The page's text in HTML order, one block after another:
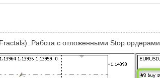
Работа с отложенными Stop ордерами